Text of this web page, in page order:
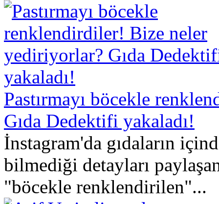
Pastırmayı böcekle
Gıda Dedektifi yakaladı!
İnstagram'da gıdaların
bilmediği detayları
"böcekle renklendirilen"...